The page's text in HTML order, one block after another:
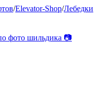
/Elevator-Shop/Лебедки
фото шильдика 📷